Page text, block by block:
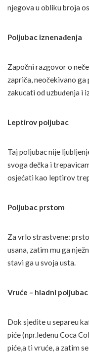
njegova u obliku broja
Poljubac iznenađenja
Započni razgovor o
zapriča, neočekivano ga
zakucati od uzbuđenja i
Leptirov poljubac
Taj poljubac nije
svoga dečka i
osjećati kao leptirov
Poljubac prstom
Za vrlo strastvene:
usana, zatim mu ga
stavi ga u svoja usta.
Vruće – hladni poljubac
Dok sjedite u separeu
piće (npr.ledenu Coca
piće,a ti vruće, a zatim